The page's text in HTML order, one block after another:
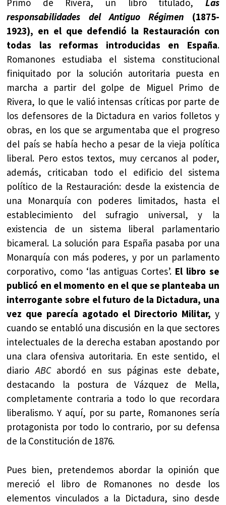
Primo de Rivera, un libro titulado, Las
responsabilidades del Antiguo Régimen (1875-
1923), en el que defendió la Restauración con
todas las reformas introducidas en España.
Romanones estudiaba el sistema constitucional
finiquitado por la solución autoritaria puesta en
marcha a partir del golpe de Miguel Primo de
Rivera, lo que le valió intensas críticas por parte de
los defensores de la Dictadura en varios folletos y
obras, en los que se argumentaba que el progreso
del país se había hecho a pesar de la vieja política
liberal. Pero estos textos, muy cercanos al poder,
además, criticaban todo el edificio del sistema
político de la Restauración: desde la existencia de
una Monarquía con poderes limitados, hasta el
establecimiento del sufragio universal, y la
existencia de un sistema liberal parlamentario
bicameral. La solución para España pasaba por una
Monarquía con más poderes, y por un parlamento
corporativo, como ‘las antiguas Cortes’. El libro se
publicó en el momento en el que se planteaba un
interrogante sobre el futuro de la Dictadura, una
vez que parecía agotado el Directorio Militar, y
cuando se entabló una discusión en la que sectores
intelectuales de la derecha estaban apostando por
una clara ofensiva autoritaria. En este sentido, el
diarioABCabordó en sus páginas este debate,
destacando la postura de Vázquez de Mella,
completamente contraria a todo lo que recordara
liberalismo. Y aquí, por su parte, Romanones sería
protagonista por todo lo contrario, por su defensa
de la Constitución de 1876.
Pues bien, pretendemos abordar la opinión que
mereció el libro de Romanones no desde los
elementos vinculados a la Dictadura, sino desde